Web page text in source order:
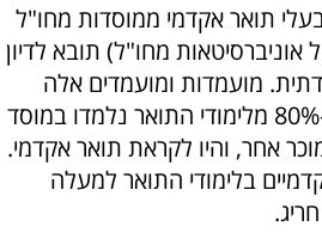
תואר אקדמי ממוסדות מחו"ל
מחו"ל) תובא לדיון
מועמדות ומועמדים אלה
יורשו להירשם בתנאי ש-80% מלימודי התואר נלמדו במוסד
אחר, והיו לקראת תואר אקדמי.
בלימודי התואר למעלה